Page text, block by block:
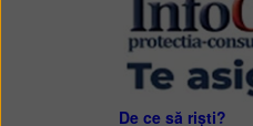
De ce să riști?